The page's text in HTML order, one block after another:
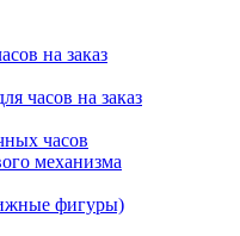
на заказ
часов на заказ
часов
механизма
фигуры)